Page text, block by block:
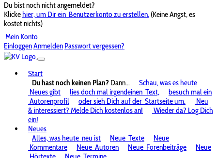
Du bist noch nicht angemeldet?
Klickehier, um Dir ein Benutzerkonto zu erstellen. (Keine Angst, es
kostet nichts)
Mein Konto
EinloggenAnmelden Passwort vergessen?
Start
Du hast noch keinen Plan? Dann...
Schau, was es heute
Neues gibt
lies doch mal irgendeinen Text,
besuch mal ein
Autorenprofil
oder sieh Dich auf der Startseite um.
Neu
& interessiert? Melde Dich kostenlos an!
Wieder da? Log Dich
ein!
Neues
Alles, was heute neu ist Neue Texte
Neue
Kommentare
Neue Autoren Neue Forenbeiträge
Neue